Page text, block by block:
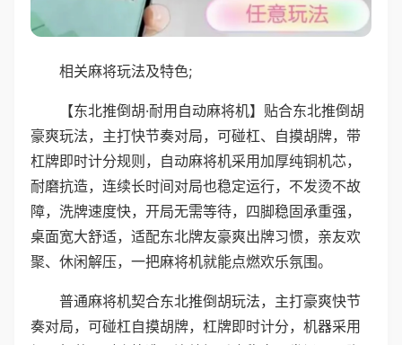
相关麻将玩法及特色;
【东北推倒胡·耐用自动麻将机】贴合东北推倒胡
豪爽玩法，主打快节奏对局，可碰杠、自摸胡牌，带
杠牌即时计分规则，自动麻将机采用加厚纯铜机芯，
耐磨抗造，连续长时间对局也稳定运行，不发烫不故
障，洗牌速度快，开局无需等待，四脚稳固承重强，
桌面宽大舒适，适配东北牌友豪爽出牌习惯，亲友欢
聚、休闲解压，一把麻将机就能点燃欢乐氛围。
普通麻将机契合东北推倒胡玩法，主打豪爽快节
奏对局，可碰杠自摸胡牌，杠牌即时计分，机器采用